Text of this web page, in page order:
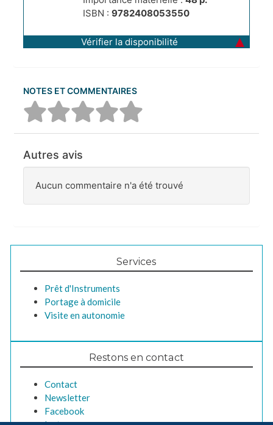
ISBN : 9782408053550
Vérifier la disponibilité
NOTES ET COMMENTAIRES
Autres avis
Aucun commentaire n'a été trouvé
Services
Prêt d'Instruments
Portage à domicile
Visite en autonomie
Restons en contact
Contact
Newsletter
Facebook